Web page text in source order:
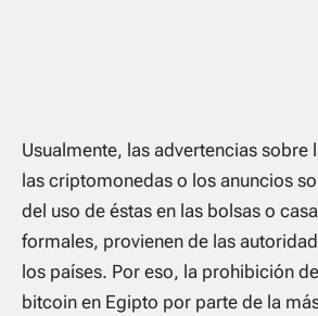
Usualmente, las advertencias sobre
las criptomonedas o los anuncios
del uso de éstas en las bolsas o
formales, provienen de las
los países. Por eso, la prohibición
bitcoin en Egipto por parte de la